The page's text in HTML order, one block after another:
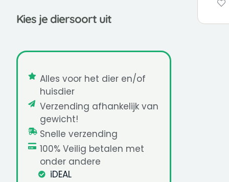
Kies je diersoort uit
Alles voor het dier en/of
huisdier
Verzending afhankelijk van
gewicht!
Snelle verzending
100% Veilig betalen met
onder andere
iDEAL